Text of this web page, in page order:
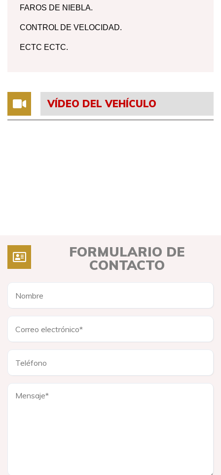
FAROS DE NIEBLA.
CONTROL DE VELOCIDAD.
ECTC ECTC.
VÍDEO DEL VEHÍCULO
FORMULARIO DE
CONTACTO